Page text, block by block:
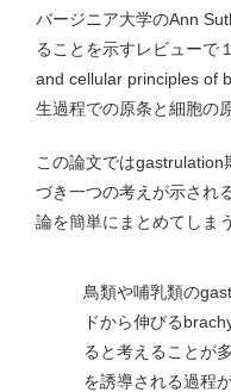
バージニア大学のAnn
ることを示すレビューで
and cellular principles of
生過程での原条と細胞の
この論文では
づき一つの考えが示され
論を簡単にまとめてしま
鳥類や哺乳類の
ドから伸びる
ると考えることが
を誘導される過程